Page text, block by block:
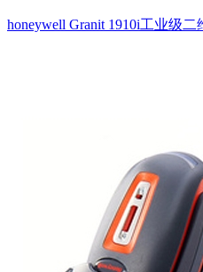
honeywell Granit 1910i工业级